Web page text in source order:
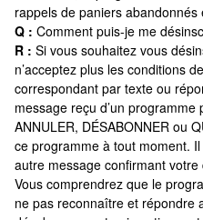
rappels de paniers abandonnés
Q : Comment puis-je me
R : Si vous souhaitez vous
n’acceptez plus les conditions
correspondant par texte ou
message reçu d’un programme
ANNULER, DÉSABONNER ou
ce programme à tout moment.
autre message confirmant
Vous comprendrez que le
ne pas reconnaître et répondre